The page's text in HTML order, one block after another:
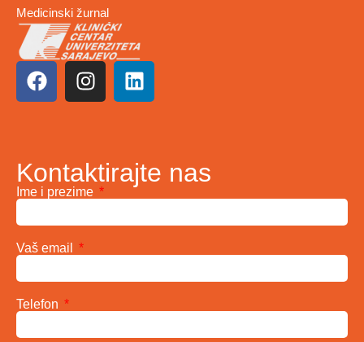
Medicinski žurnal
Kontaktirajte nas
Ime i prezime
Vaš email
Telefon